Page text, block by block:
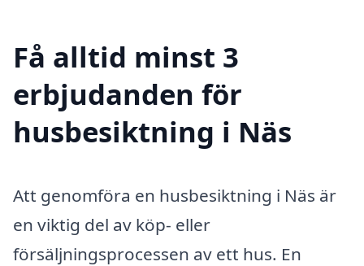
Få alltid minst 3
erbjudanden för
husbesiktning i Näs
Att genomföra en husbesiktning i Näs är
en viktig del av köp- eller
försäljningsprocessen av ett hus. En